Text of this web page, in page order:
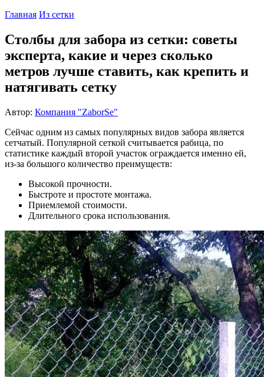
Главная Из сетки
Столбы для забора из сетки: советы
эксперта, какие и через сколько
метров лучше ставить, как крепить и
натягивать сетку
Автор: Компания "ZaborSe"
Сейчас одним из самых популярных видов забора является
сетчатый. Популярной сеткой считывается рабица, по
статистике каждый второй участок ограждается именно ей,
из-за большого количество преимуществ:
Высокой прочности.
Быстроте и простоте монтажа.
Приемлемой стоимости.
Длительного срока использования.